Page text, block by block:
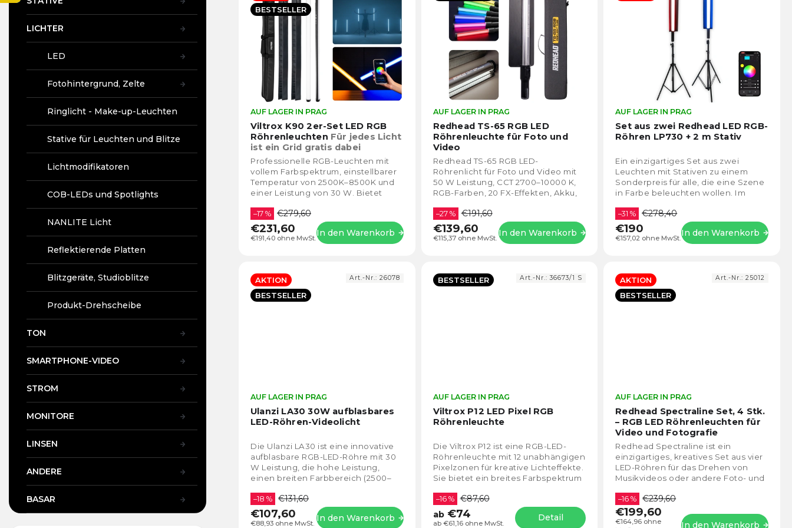
LICHTER
LED
Fotohintergrund, Zelte
Ringlicht - Make-up-Leuchten
Stative für Leuchten und Blitze
Lichtmodifikatoren
COB-LEDs und Spotlights
NANLITE Licht
Reflektierende Platten
Blitzgeräte, Studioblitze
Produkt-Drehscheibe
TON
SMARTPHONE-VIDEO
STROM
MONITORE
LINSEN
ANDERE
BASAR
k
e
r
u
n
g
Alphabetisch
BESTSELLER
Viltrox K90 2er-Set LED RGB
Röhrenleuchten Für jedes Licht
ist ein Grid gratis dabei
durchschnittliche
Produktbewertung
Sternen.
AUF LAGER IN PRAG
€191,40 ohne MwSt.
–17 % €279,60
€231,60 In den Warenkorb
Professionelle RGB-Leuchten mit
vollem Farbspektrum, einstellbarer
Temperatur von 2500K–8500K und
einer Leistung von 30 W. Bietet
Dioden und bis...
Redhead TS-65 RGB LED
Röhrenleuchte für Foto und
Video
durchschnittliche
Produktbewertung
Sternen.
AUF LAGER IN PRAG
€115,37 ohne MwSt.
–27 % €191,60
€139,60 In den Warenkorb
Redhead TS-65 RGB LED-
Röhrenlicht für Foto und Video mit
50 W Leistung, CCT 2700–10000 K,
RGB-Farben, 20 FX-Effekten, Akku,
über die...
Set aus zwei Redhead LED RGB-
Röhren LP730 + 2 m Stativ
AUF LAGER IN PRAG
€157,02 ohne MwSt.
–31 % €278,40
€190 In den Warenkorb
Ein einzigartiges Set aus zwei
Leuchten mit Stativen zu einem
Sonderpreis für alle, die eine Szene
in Farbe beleuchten wollen. Im
Leuchtstoffröhren...
AKTION
BESTSELLER
Ulanzi LA30 30W aufblasbares
LED-Röhren-Videolicht
durchschnittliche
Produktbewertung
Sternen.
AUF LAGER IN PRAG
€88,93 ohne MwSt.
–18 % €131,60
€107,60 In den Warenkorb
Die Ulanzi LA30 ist eine innovative
aufblasbare RGB-LED-Röhre mit 30
W Leistung, die hohe Leistung,
einen breiten Farbbereich (2500–
kombiniert....
Art.-Nr.: 26078 BESTSELLER
Viltrox P12 LED Pixel RGB
Röhrenleuchte
durchschnittliche
Produktbewertung
Sternen.
AUF LAGER IN PRAG
ab €61,16 ohne MwSt.
–16 %
€87,60
ab€74 Detail
Die Viltrox P12 ist eine RGB-LED-
Röhrenleuchte mit 12 unabhängigen
Pixelzonen für kreative Lichteffekte.
Sie bietet ein breites Farbspektrum
Art.-Nr.:36673/1 S
AKTION
BESTSELLER
Redhead Spectraline Set, 4 Stk.
– RGB LED Röhrenleuchten für
Video und Fotografie
AUF LAGER IN PRAG
€164,96 ohne
–16 % €239,60
€199,60
In den Warenkorb
Redhead Spectraline ist ein
einzigartiges, kreatives Set aus vier
LED-Röhren für das Drehen von
Musikvideos oder andere Foto- und
ein Set aus...
Art.-Nr.: 25012